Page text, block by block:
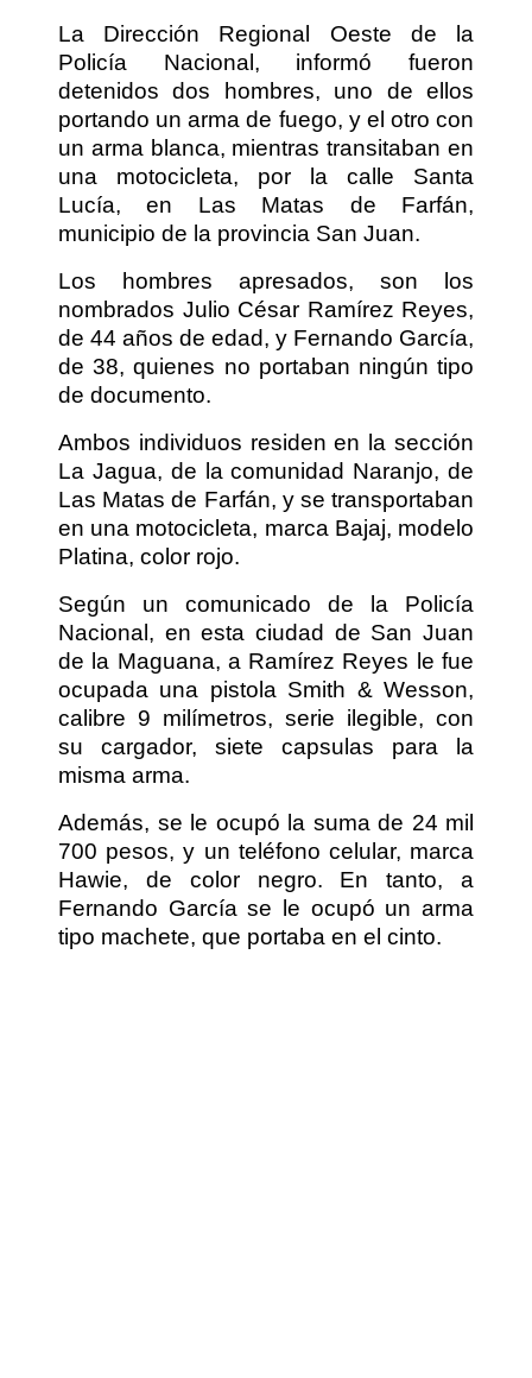
La Dirección Regional Oeste de la
Policía Nacional, informó fueron
detenidos dos hombres, uno de ellos
portando un arma de fuego, y el otro con
un arma blanca, mientras transitaban en
una motocicleta, por la calle Santa
Lucía, en Las Matas de Farfán,
municipio de la provincia San Juan.
Los hombres apresados, son los
nombrados Julio César Ramírez Reyes,
de 44 años de edad, y Fernando García,
de 38, quienes no portaban ningún tipo
de documento.
Ambos individuos residen en la sección
La Jagua, de la comunidad Naranjo, de
Las Matas de Farfán, y se transportaban
en una motocicleta, marca Bajaj, modelo
Platina, color rojo.
Según un comunicado de la Policía
Nacional, en esta ciudad de San Juan
de la Maguana, a Ramírez Reyes le fue
ocupada una pistola Smith & Wesson,
calibre 9 milímetros, serie ilegible, con
su cargador, siete capsulas para la
misma arma.
Además, se le ocupó la suma de 24 mil
700 pesos, y un teléfono celular, marca
Hawie, de color negro. En tanto, a
Fernando García se le ocupó un arma
tipo machete, que portaba en el cinto.